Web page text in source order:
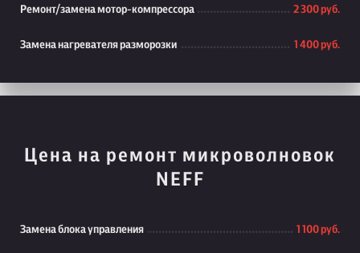
Ремонт/замена мотор-компрессора 2 300 руб.
Замена нагревателя разморозки 1 400 руб.
Цена на ремонт микроволновок
NEFF
Замена блока управления 1 100 руб.